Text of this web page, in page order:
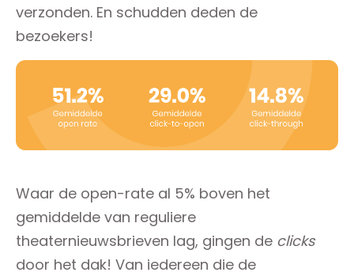
verzonden. En schudden deden de
bezoekers!
Waar de open-rate al 5% boven het
gemiddelde van reguliere
theaternieuwsbrieven lag, gingen de clicks
door het dak! Van iedereen die de